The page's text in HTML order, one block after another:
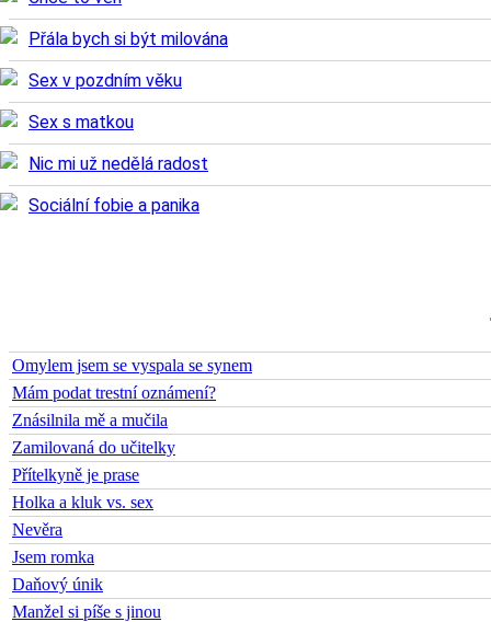
Přála bych si být milována
Sex v pozdním věku
Sex s matkou
Nic mi už nedělá radost
Sociální fobie a panika
Omylem jsem se vyspala se synem
Mám podat trestní oznámení?
Znásilnila mě a mučila
Zamilovaná do učitelky
Přítelkyně je prase
Holka a kluk vs. sex
Nevěra
Jsem romka
Daňový únik
Manžel si píše s jinou